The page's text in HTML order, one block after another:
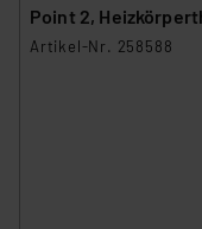
Point 2,
Türkontakt
Artikel-Nr. 258588